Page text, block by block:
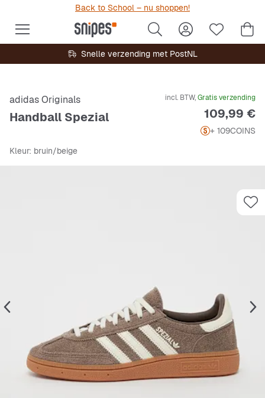
Back to School – nu shoppen!
Snelle verzending met PostNL
adidas Originals
Handball Spezial
incl. BTW,Gratis verzending
Prijs
109,99 €
+ 109COINS
Kleur: bruin/beige